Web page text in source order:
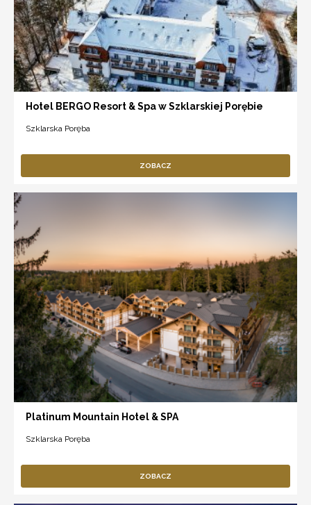
Hotel BERGO Resort & Spa w Szklarskiej Porębie
Szklarska Poręba
ZOBACZ
Platinum Mountain Hotel & SPA
Szklarska Poręba
ZOBACZ